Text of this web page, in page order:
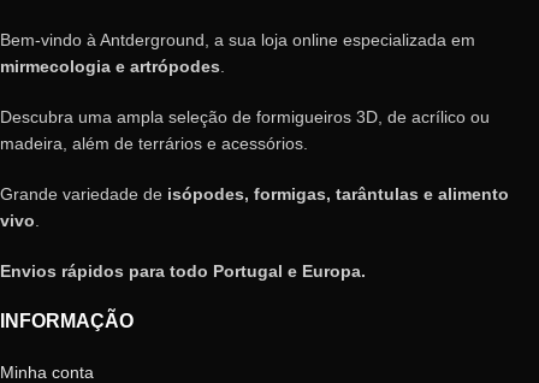
Bem-vindo à Antderground, a sua loja online especializada em
mirmecologia e artrópodes
Descubra uma ampla seleção de formigueiros 3D, de acrílico ou
madeira, além de terrários e acessórios.
Grande variedade de isópodes, formigas, tarântulas e alimento
vivo
Envios rápidos para todo Portugal e Europa.
INFORMAÇÃO
Minha conta